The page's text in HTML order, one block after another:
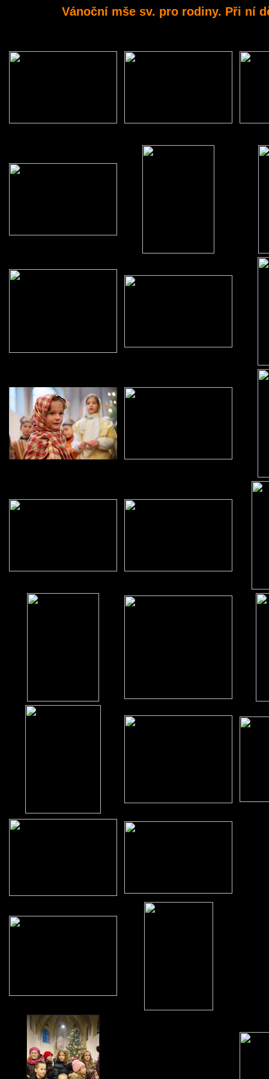
Vánoční mše sv. pro rodiny. Při ní